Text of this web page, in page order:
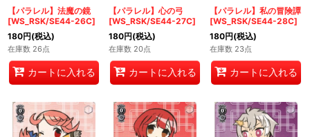
【パラレル】法魔の鏡
[WS_RSK/SE44-26C]
180円(税込)
在庫数 26点
カートに入れる
【パラレル】心の弓
[WS_RSK/SE44-27C]
180円(税込)
在庫数 20点
カートに入れる
【パラレル】私の冒険譚
[WS_RSK/SE44-28C]
180円(税込)
在庫数 23点
カートに入れる